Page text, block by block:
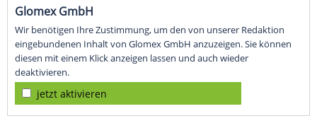
Glomex GmbH
Wir benötigen Ihre Zustimmung, um den von unserer Redaktion
eingebundenen Inhalt von Glomex GmbH anzuzeigen. Sie können
diesen mit einem Klick anzeigen lassen und auch wieder
deaktivieren.
jetzt aktivieren